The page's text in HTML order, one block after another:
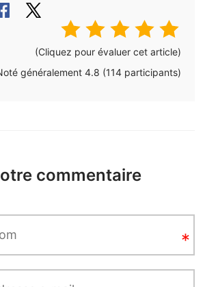
(Cliquez pour évaluer cet article)
généralement 4.8 (114 participants)
commentaire